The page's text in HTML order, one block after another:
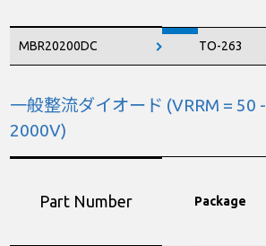
MBR20200DC TO-263
一般整流ダイオード (VRRM = 50 -
2000V)
Part Number Package